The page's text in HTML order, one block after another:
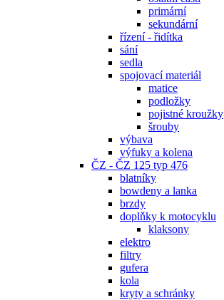
primární
sekundární
řízení - řidítka
sání
sedla
spojovací materiál
matice
podložky
pojistné kroužky
šrouby
výbava
výfuky a kolena
ČZ - ČZ 125 typ 476
blatníky
bowdeny a lanka
brzdy
doplňky k motocyklu
klaksony
elektro
filtry
gufera
kola
kryty a schránky